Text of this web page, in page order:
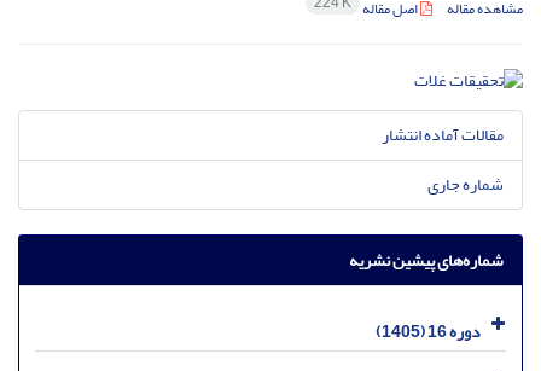
مشاهده مقاله اصل مقاله
مقالات آماده انتشار
شماره جاری
شماره‌های پیشین نشریه
دوره 16 (1405)